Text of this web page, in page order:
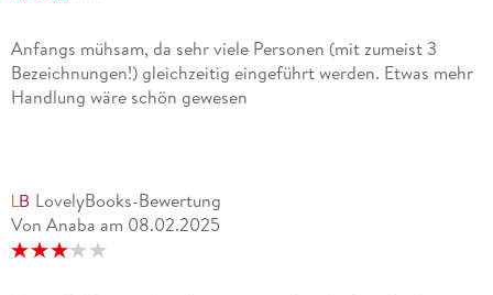
Anfangs mühsam, da sehr viele Personen (mit zumeist 3
Bezeichnungen!) gleichzeitig eingeführt werden. Etwas mehr
Handlung wäre schön gewesen
LovelyBooks-Bewertung
Von Anaba am 08.02.2025